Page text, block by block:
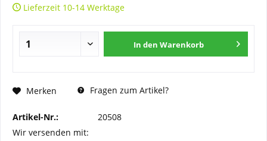
Lieferzeit 10-14 Werktage
In den Warenkorb
Merken Fragen zum Artikel?
Artikel-Nr.:
20508
Wir versenden mit: